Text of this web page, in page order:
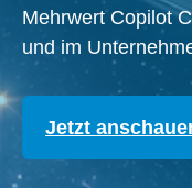
Mehrwert Copilot
und im
Jetzt